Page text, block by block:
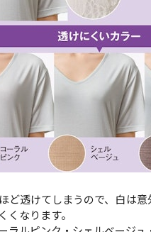
ど透けてしまうので、白は
くなります。